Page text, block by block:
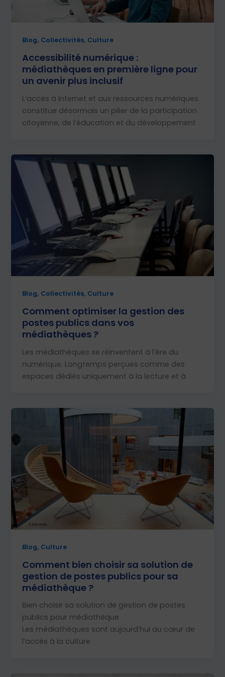
Blog, Collectivités, Culture
Accessibilité numérique :
médiathèques en première ligne pour
un avenir plus inclusif
L’accès à Internet et aux ressources numériques
constitue désormais un pilier de la participation
citoyenne, de l’éducation et du développement
Blog, Collectivités, Culture
Comment optimiser la gestion des
postes publics dans vos
médiathèques ?
Les médiathèques se réinventent à l’ère du
numérique. Longtemps perçues comme des
espaces dédiés uniquement à la lecture et à
Blog, Culture
Comment bien choisir sa solution de
gestion de postes publics pour sa
médiathèque ?
Bien choisir sa solution de gestion de postes
publics pour médiathèque
Les médiathèques sont aujourd’hui au cœur de
l’accès à la culture